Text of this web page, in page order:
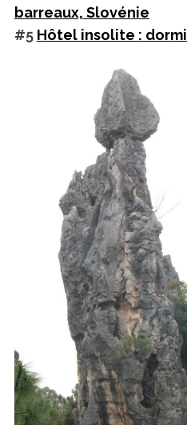
barreaux, Slovénie
#5 Hôtel insolite :